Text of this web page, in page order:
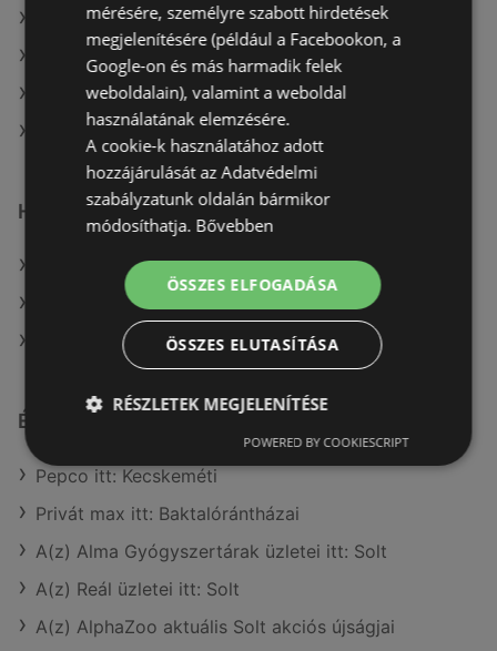
A(z) Herbária aktuális akciós újságjai
A(z) Brendon aktuális akciós újságjai
A(z) Dacia Sandero aktuális akciós újságjai
A(z) Pepco üzletei itt: Sopron-Fertődi
Hasonló kiskereskedők
A(z) Herbária ajánlatai
A(z) Brendon ajánlatai
A(z) Dacia Sandero ajánlatai
Érdeklődésre számot tartó elemek itt:
Pepco itt: Kecskeméti
Privát max itt: Baktalórántházai
A(z) Alma Gyógyszertárak üzletei itt: Solt
A(z) Reál üzletei itt: Solt
A(z) AlphaZoo aktuális Solt akciós újságjai
mérésére, személyre szabott hirdetések
megjelenítésére (például a Facebookon, a
Google-on és más harmadik felek
weboldalain), valamint a weboldal
használatának elemzésére.
A cookie-k használatához adott
hozzájárulását az Adatvédelmi
szabályzatunk oldalán bármikor
módosíthatja. Bővebben
ÖSSZES ELFOGADÁSA
ÖSSZES ELUTASÍTÁSA
RÉSZLETEK MEGJELENÍTÉSE
POWERED BY COOKIESCRIPT